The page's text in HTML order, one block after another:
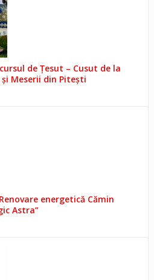
de Țesut – Cusut de la
Meserii din Pitești
energetică Cămin
Astra”